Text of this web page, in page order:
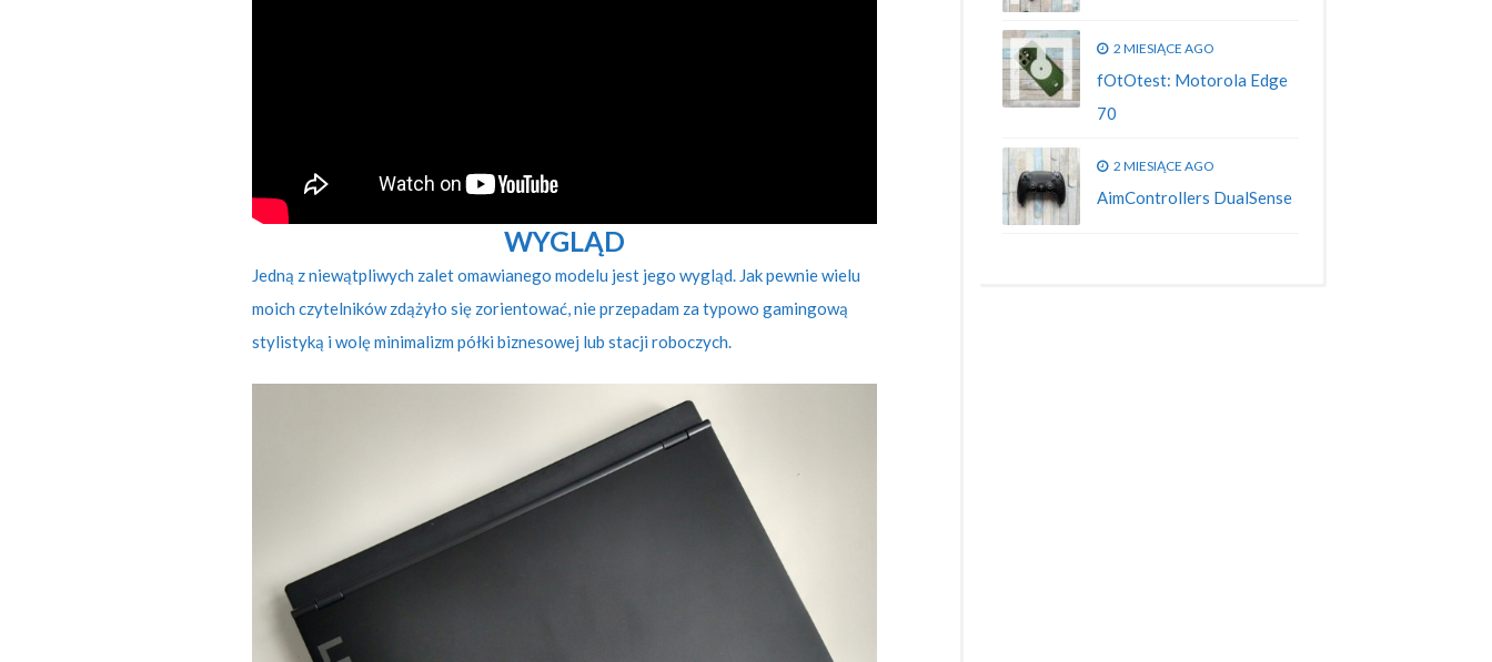
WYGLĄD
Jedną z niewątpliwych zalet omawianego modelu jest jego wygląd. Jak pewnie wielu
moich czytelników zdążyło się zorientować, nie przepadam za typowo gamingową
stylistyką i wolę minimalizm półki biznesowej lub stacji roboczych.
2 MIESIĄCE AGO
fOtOtest: Motorola Edge
70
2 MIESIĄCE AGO
AimControllers DualSense